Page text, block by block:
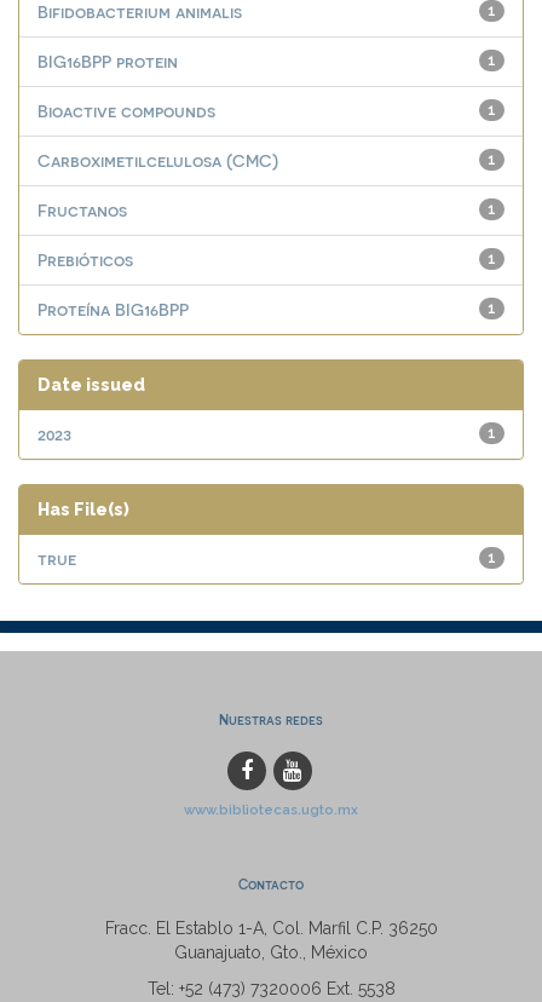
1
Bifidobacterium animalis
1
BIG16BPP protein
1
Bioactive compounds
1
Carboximetilcelulosa (CMC)
1
Fructanos
1
Prebióticos
1
Proteína BIG16BPP
Date issued
1
2023
Has File(s)
1
true
Nuestras redes
www.bibliotecas.ugto.mx
Contacto
Fracc. El Establo 1-A, Col. Marfil C.P. 36250
Guanajuato, Gto., México
Tel: +52 (473) 7320006 Ext. 5538